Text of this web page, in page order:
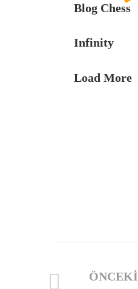
Blog Chess
Infinity
Load More
ÖNCEKI